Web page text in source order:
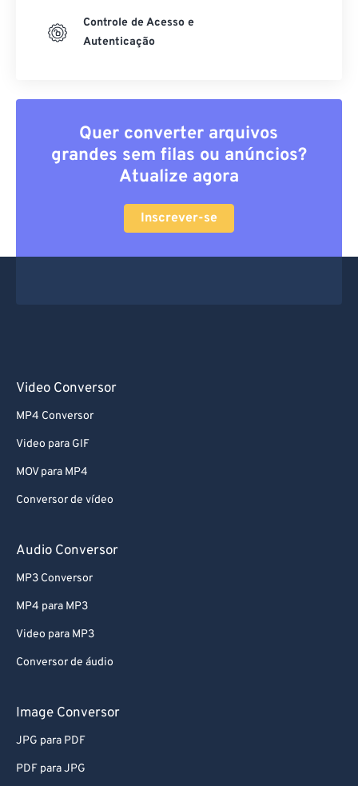
Controle de Acesso e
Autenticação
Quer converter arquivos
grandes sem filas ou anúncios?
Atualize agora
Inscrever-se
Video Conversor
MP4 Conversor
Video para GIF
MOV para MP4
Conversor de vídeo
Audio Conversor
MP3 Conversor
MP4 para MP3
Video para MP3
Conversor de áudio
Image Conversor
JPG para PDF
PDF para JPG